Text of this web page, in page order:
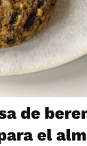
de
el